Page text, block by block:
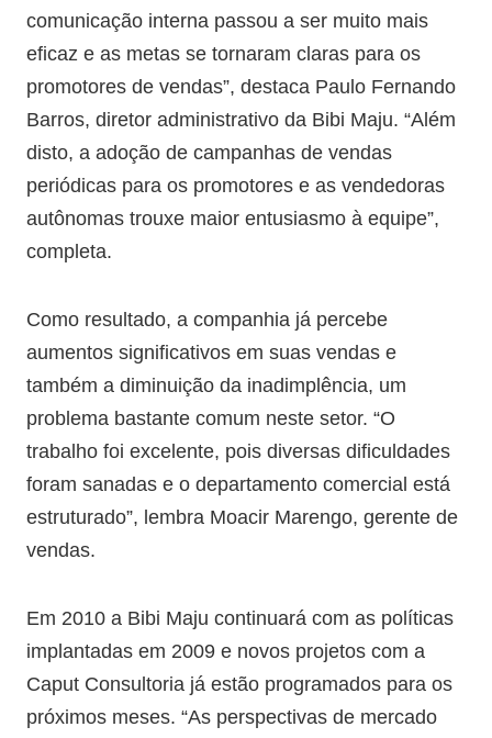
comunicação interna passou a ser muito mais
eficaz e as metas se tornaram claras para os
promotores de vendas”, destaca Paulo Fernando
Barros, diretor administrativo da Bibi Maju. “Além
disto, a adoção de campanhas de vendas
periódicas para os promotores e as vendedoras
autônomas trouxe maior entusiasmo à equipe”,
completa.
Como resultado, a companhia já percebe
aumentos significativos em suas vendas e
também a diminuição da inadimplência, um
problema bastante comum neste setor. “O
trabalho foi excelente, pois diversas dificuldades
foram sanadas e o departamento comercial está
estruturado”, lembra Moacir Marengo, gerente de
vendas.
Em 2010 a Bibi Maju continuará com as políticas
implantadas em 2009 e novos projetos com a
Caput Consultoria já estão programados para os
próximos meses. “As perspectivas de mercado